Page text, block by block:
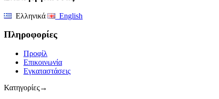
Ελληνικά English
Πληροφορίες
Προφίλ
Επικοινωνία
Εγκαταστάσεις
Κατηγορίες→